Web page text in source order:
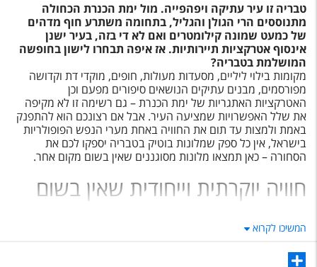
טבריה זו עיר עתיקה ויפהפייה. מול ימת הכנרת הכחולה
מתנוססים הרי הגולן והגליל, בתחומה משתרע חוף מדהים
של כמעט שמונה קילומטרים ואם לא די בזה, בעיר ישנן
אינסוף אטרקציות תיירותיות. אז איפה תבחרו לישון בחופשה
המושלמת בטבריה?
מקומות בילוי ליליים, מסעדות מעולות, חופים, מוקדי דת וקדושה
מפורסמים, מבנים עתיקים הנושאים סיפורים מפעם וכן
האטרקציות האתגריות של ימת הכנרת – גם רשימה זו לא מקיפה
את שלל האפשרויות שמציעה העיר. אבל אם רצונכם הוא להתפנק
באמת ולמצות עד תום את החוויה באחת מערי הנפש הפופולריות
בישראל, אין כל ספק שמלונות בוטיק בטבריה יספקו לכם את
הסחורה – כאן תמצאו מלונות מסוגננים שאין בשום מקום אחר.
חוויה יוקרתית וייחודית שאין בשום
טבריה זו אינה עיר רגילה, זוהי העיר היחידה הממוקמת לחופי אגם
הכנרת. טבריה נוסדה עוד בשנת עשרים לספירה, ומאז עברה אין
סוף מהמורות וסיפורים שהפכו אותה לשילוב עשיר בין היסטוריה
המשיכו לקרוא